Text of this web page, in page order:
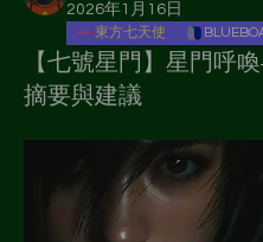
2026年1月16日
東方七天使
【七號星門】星門呼
摘要與建議